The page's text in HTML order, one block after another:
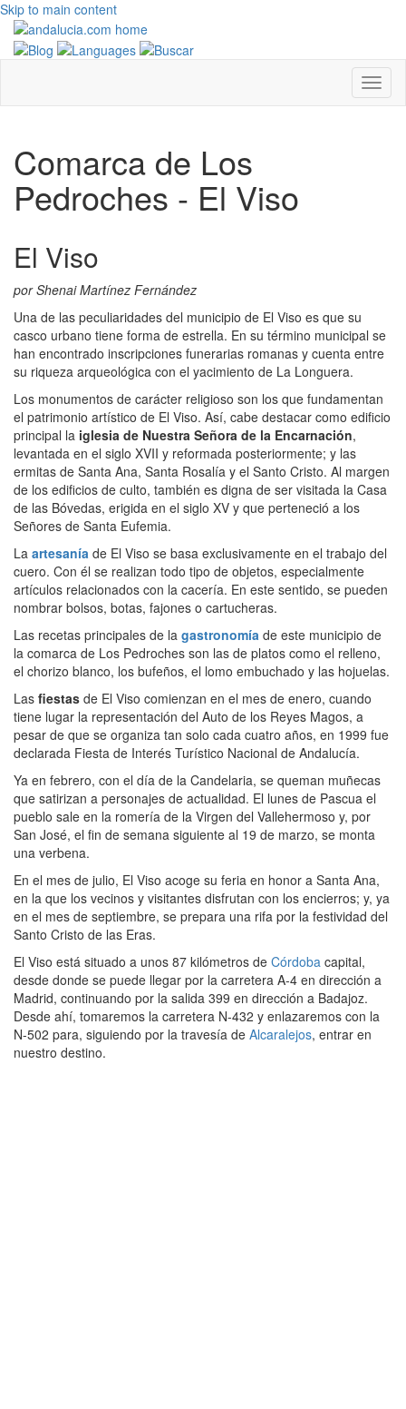
Skip to main content
Comarca de Los
Pedroches - El Viso
El Viso
por Shenai Martínez Fernández
Una de las peculiaridades del municipio de El Viso es que su
casco urbano tiene forma de estrella. En su término municipal se
han encontrado inscripciones funerarias romanas y cuenta entre
su riqueza arqueológica con el yacimiento de La Longuera.
Los monumentos de carácter religioso son los que fundamentan
el patrimonio artístico de El Viso. Así, cabe destacar como edificio
principal la iglesia de Nuestra Señora de la Encarnación,
levantada en el siglo XVII y reformada posteriormente; y las
ermitas de Santa Ana, Santa Rosalía y el Santo Cristo. Al margen
de los edificios de culto, también es digna de ser visitada la Casa
de las Bóvedas, erigida en el siglo XV y que perteneció a los
Señores de Santa Eufemia.
La artesanía de El Viso se basa exclusivamente en el trabajo del
cuero. Con él se realizan todo tipo de objetos, especialmente
artículos relacionados con la cacería. En este sentido, se pueden
nombrar bolsos, botas, fajones o cartucheras.
Las recetas principales de la gastronomía de este municipio de
la comarca de Los Pedroches son las de platos como el relleno,
el chorizo blanco, los bufeños, el lomo embuchado y las hojuelas.
Las fiestas de El Viso comienzan en el mes de enero, cuando
tiene lugar la representación del Auto de los Reyes Magos, a
pesar de que se organiza tan solo cada cuatro años, en 1999 fue
declarada Fiesta de Interés Turístico Nacional de Andalucía.
Ya en febrero, con el día de la Candelaria, se queman muñecas
que satirizan a personajes de actualidad. El lunes de Pascua el
pueblo sale en la romería de la Virgen del Vallehermoso y, por
San José, el fin de semana siguiente al 19 de marzo, se monta
una verbena.
En el mes de julio, El Viso acoge su feria en honor a Santa Ana,
en la que los vecinos y visitantes disfrutan con los encierros; y, ya
en el mes de septiembre, se prepara una rifa por la festividad del
Santo Cristo de las Eras.
El Viso está situado a unos 87 kilómetros de Córdoba capital,
desde donde se puede llegar por la carretera A-4 en dirección a
Madrid, continuando por la salida 399 en dirección a Badajoz.
Desde ahí, tomaremos la carretera N-432 y enlazaremos con la
N-502 para, siguiendo por la travesía de Alcaralejos, entrar en
nuestro destino.